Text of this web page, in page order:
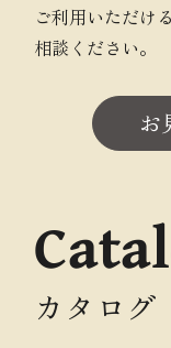
ご利用いただけ
相談ください。
お
カタログ